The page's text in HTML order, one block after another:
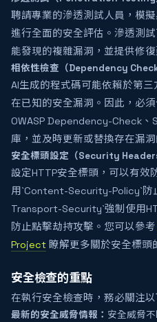
聘請專業的滲透測試人員，模
進行全面的安全評估。滲透測
能發現的複雜漏洞，並提供修復
相依性檢查（Dependency
AI生成的程式碼可能依賴於第
在已知的安全漏洞。因此，必
OWASP Dependency-Check
庫，並及時更新或替換存在漏洞
安全標頭設定（Security
設定HTTP安全標頭，可以有效
用`Content-Security-Policy`防
Transport-Security`強制使用
防止點擊劫持攻擊。您可以參考
Project 瞭解更多關於安全標頭
安全檢查的重點
在執行安全檢查時，務必關注以
最新的安全威脅情報： 安全威脅